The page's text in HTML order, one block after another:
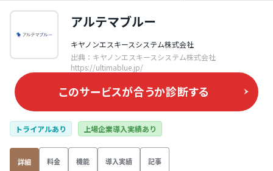
アルテマブルー
キヤノンエスキースシステム株式会社
出典：キヤノンエスキースシステム株式会社
https://ultimablue.jp/
このサービスが合うか診断する
トライアルあり 上場企業導入実績あり
詳細 料金 機能 導入実績 記事